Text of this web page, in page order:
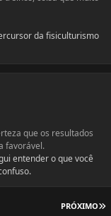
da fisiculturismo
que os resultados
favorável.
entender o que você
PRÓXIMO